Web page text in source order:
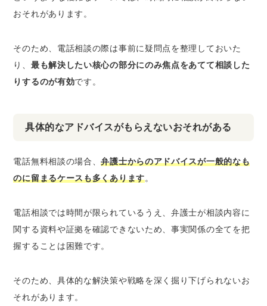
おそれがあります。
そのため、電話相談の際は事前に疑問点を整理しておいた
り、 最も解決したい核心の部分にのみ焦点をあてて相談した
りするのが有効です。
具体的なアドバイスがもらえないおそれがある
電話無料相談の場合、弁護士からのアドバイスが一般的なも
のに留まるケースも多くあります。
電話相談では時間が限られているうえ、弁護士が相談内容に
関する資料や証拠を確認できないため、事実関係の全てを把
握することは困難です。
そのため、具体的な解決策や戦略を深く掘り下げられないお
それがあります。